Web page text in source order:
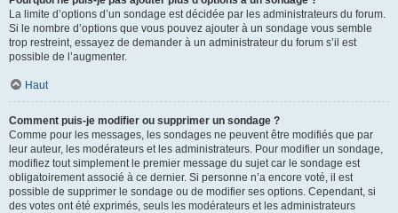
La limite d’options d’un sondage est décidée par les administrateurs du forum.
Si le nombre d’options que vous pouvez ajouter à un sondage vous semble
trop restreint, essayez de demander à un administrateur du forum s’il est
possible de l’augmenter.
Haut
Comment puis-je modifier ou supprimer un sondage ?
Comme pour les messages, les sondages ne peuvent être modifiés que par
leur auteur, les modérateurs et les administrateurs. Pour modifier un sondage,
modifiez tout simplement le premier message du sujet car le sondage est
obligatoirement associé à ce dernier. Si personne n’a encore voté, il est
possible de supprimer le sondage ou de modifier ses options. Cependant, si
des votes ont été exprimés, seuls les modérateurs et les administrateurs